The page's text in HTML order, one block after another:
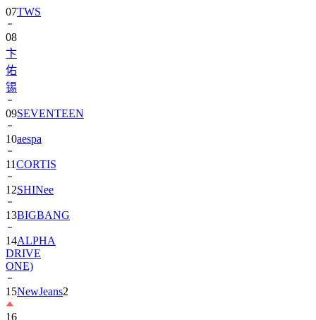
08
卞
佑
锡
09
10aespa
11CORTIS
12SHINee
13BIGBANG
14ALPHA
DRIVE
ONE)
15NewJeans
16
朴